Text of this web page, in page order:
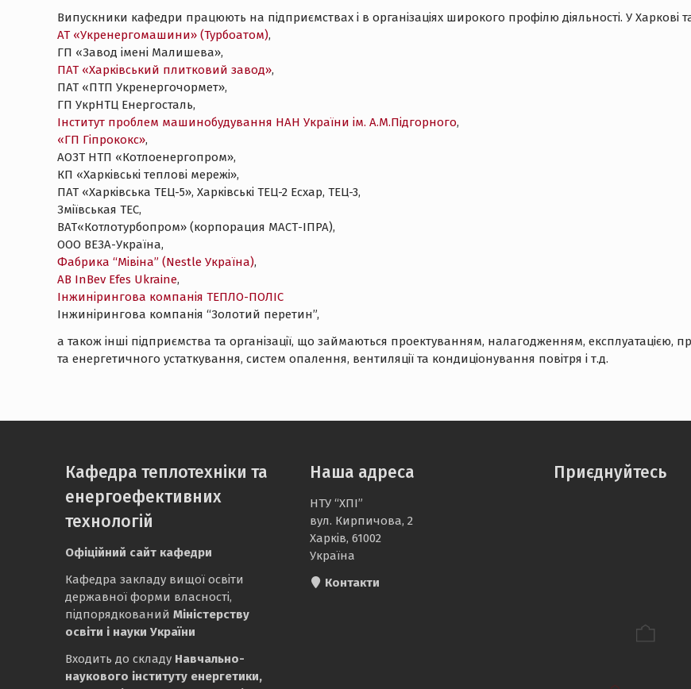
Випускники кафедри працюють на підприємствах і в організаціях широкого профілю діяльності. У Харкові та
АТ «Укренергомашини» (Турбоатом),
ГП «Завод імені Малишева»,
ПАТ «Харківський плитковий завод»,
ПАТ «ПТП Укренергочормет»,
ГП УкрНТЦ Енергосталь,
Інститут проблем машинобудування НАН України ім. А.М.Підгорного,
«ГП Гіпрококс»,
АОЗТ НТП «Котлоенергопром»,
КП «Харківські теплові мережі»,
ПАТ «Харківська ТЕЦ-5», Харківські ТЕЦ-2 Есхар, ТЕЦ-3,
Зміївськая ТЕС,
ВАТ«Котлотурбопром» (корпорация МАСТ-ІПРА),
ООО ВЕЗА-Україна,
Фабрика “Мівіна” (Nestlе Україна),
AB InBev Efes Ukraine,
Інжинірингова компанія ТЕПЛО-ПОЛІС
Інжинірингова компанія “Золотий перетин”,
а також інші підприємства та організації, що займаються проектуванням, налагодженням, експлуатацією,
та енергетичного устаткування, систем опалення, вентиляції та кондиціонування повітря і т.д.
Кафедра теплотехніки та
енергоефективних
технологій
Офіційний сайт кафедри
Кафедра закладу вищої освіти
державної форми власності,
підпорядкований Міністерству
освіти і науки України
Входить до складу Навчально-
наукового інституту енергетики,
Наша адреса
НТУ “ХПІ”
вул. Кирпичова, 2
Харків, 61002
Україна
Контакти
Приєднуйтесь